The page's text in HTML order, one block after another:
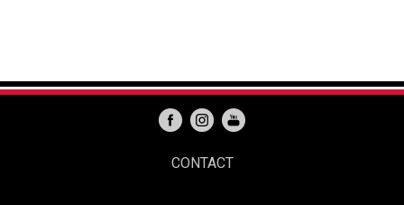
CONTACT